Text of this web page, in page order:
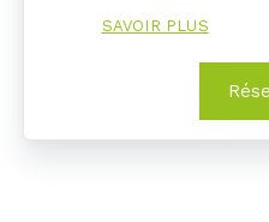
SAVOIR PLUS